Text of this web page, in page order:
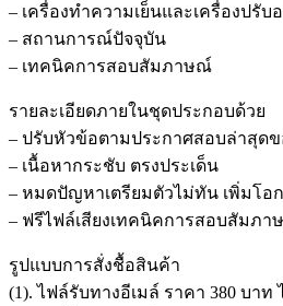
– เครื่องทำความเย็นและเครื่องปรับ
– สถานการณ์ปัจจุบัน
– เทคนิคการสอบสัมภาษณ์
รายละเอียดภายในชุดประกอบด้วย
– ปรับหัวข้อตามประกาศสอบล่าสุด
– เนื้อหากระชับ ตรงประเด็น
– หมดปัญหาเตรียมตัวไม่ทัน เพิ่มโอ
– ฟรีไฟล์เสียงเทคนิคการสอบสัมภา
รูปแบบการสั่งชื้อสินค้า
(1). ไฟล์รับทางอีเมล์ ราคา 380 บาท